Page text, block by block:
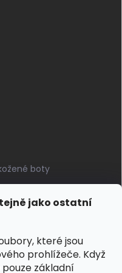
jako ostatní
které jsou
prohlížeče. Když
základní
boty
pravé kůže, dotek